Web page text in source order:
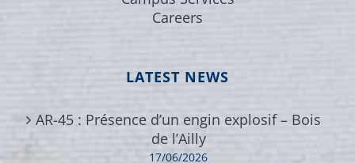
Careers
LATEST NEWS
AR-45 : Présence d’un engin explosif – Bois
de l’Ailly
17/06/2026